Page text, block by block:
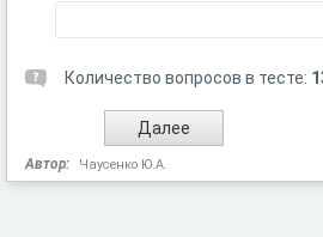
Количество вопросов в тесте:
Автор: Чаусенко Ю.А.